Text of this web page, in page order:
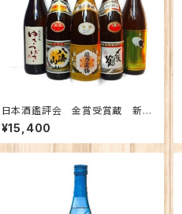
日本酒鑑評会 金賞受賞蔵 新潟
の地酒飲み比べセット1800ｍｌ×5
本 （越乃寒梅 八海山 〆張
鶴 ゆきつばき 越の鶴）
¥15,400